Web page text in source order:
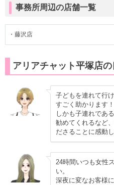
事務所周辺の店舗一覧
・藤沢店
アリアチャット平塚店
子どもを連れて行
すごく助かります！
しかも子連れであ
勧めてくれるなど
ださることに感動し
24時間いつも女性
い。
深夜に変なお客様